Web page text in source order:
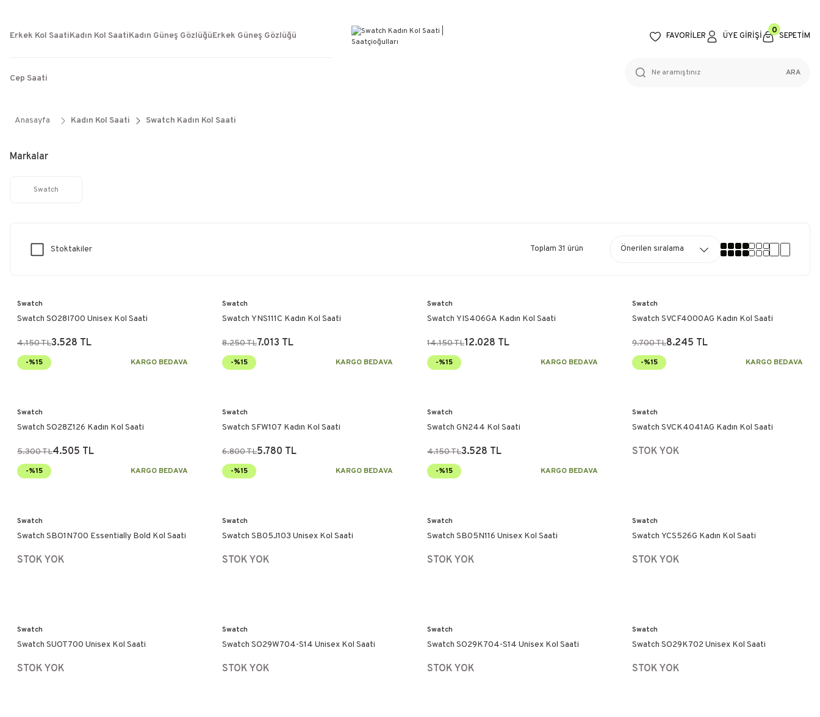
WEB SİTESİNE ÖZEL FİYATLAR
KAÇIRILMAYACAK FIRSATLAR
Erkek Kol SaatiKadın Kol SaatiKadın Güneş GözlüğüErkek Güneş Gözlüğü
Cep Saati
FAVORİLER ÜYE GİRİŞİ SEPETİM
0
ARA
Anasayfa Kadın Kol Saati Swatch Kadın Kol Saati
Markalar
Swatch
Stoktakiler Toplam 31 ürün
Swatch
Swatch SO28I700 Unisex Kol Saati
4.150 TL3.528 TL
-%15 KARGO BEDAVA
Swatch
Swatch YNS111C Kadın Kol Saati
8.250 TL7.013 TL
-%15 KARGO BEDAVA
Swatch
Swatch YIS406GA Kadın Kol Saati
14.150 TL12.028 TL
-%15 KARGO BEDAVA
Swatch
Swatch SVCF4000AG Kadın Kol Saati
9.700 TL8.245 TL
-%15 KARGO BEDAVA
Swatch
Swatch SO28Z126 Kadın Kol Saati
5.300 TL4.505 TL
-%15 KARGO BEDAVA
Swatch
Swatch SFW107 Kadın Kol Saati
6.800 TL5.780 TL
-%15 KARGO BEDAVA
Swatch
Swatch GN244 Kol Saati
4.150 TL3.528 TL
-%15 KARGO BEDAVA
Swatch
Swatch SVCK4041AG Kadın Kol Saati
STOK YOK
Swatch
Swatch SBO1N700 Essentially Bold Kol Saati
STOK YOK
Swatch
Swatch SB05J103 Unisex Kol Saati
STOK YOK
Swatch
Swatch SB05N116 Unisex Kol Saati
STOK YOK
Swatch
Swatch YCS526G Kadın Kol Saati
STOK YOK
Swatch
Swatch SUOT700 Unisex Kol Saati
STOK YOK
Swatch
Swatch SO29W704-S14 Unisex Kol Saati
STOK YOK
Swatch
Swatch SO29K704-S14 Unisex Kol Saati
STOK YOK
Swatch
Swatch SO29K702 Unisex Kol Saati
STOK YOK